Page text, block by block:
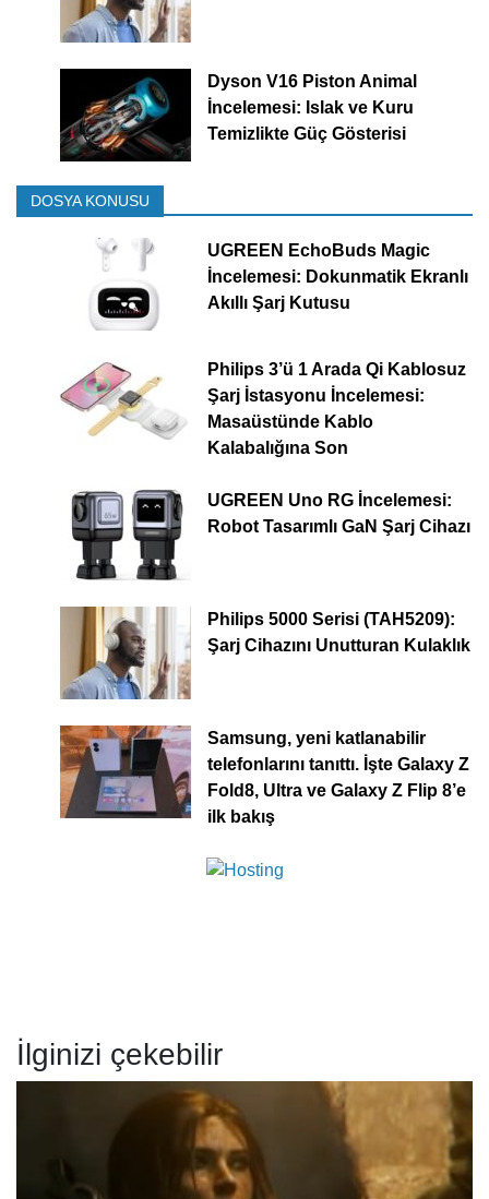
Dyson V16 Piston Animal
İncelemesi: Islak ve Kuru
Temizlikte Güç Gösterisi
DOSYA KONUSU
UGREEN EchoBuds Magic
İncelemesi: Dokunmatik Ekranlı
Akıllı Şarj Kutusu
Philips 3’ü 1 Arada Qi Kablosuz
Şarj İstasyonu İncelemesi:
Masaüstünde Kablo
Kalabalığına Son
UGREEN Uno RG İncelemesi:
Robot Tasarımlı GaN Şarj Cihazı
Philips 5000 Serisi (TAH5209):
Şarj Cihazını Unutturan Kulaklık
Samsung, yeni katlanabilir
telefonlarını tanıttı. İşte Galaxy Z
Fold8, Ultra ve Galaxy Z Flip 8’e
ilk bakış
İlginizi çekebilir